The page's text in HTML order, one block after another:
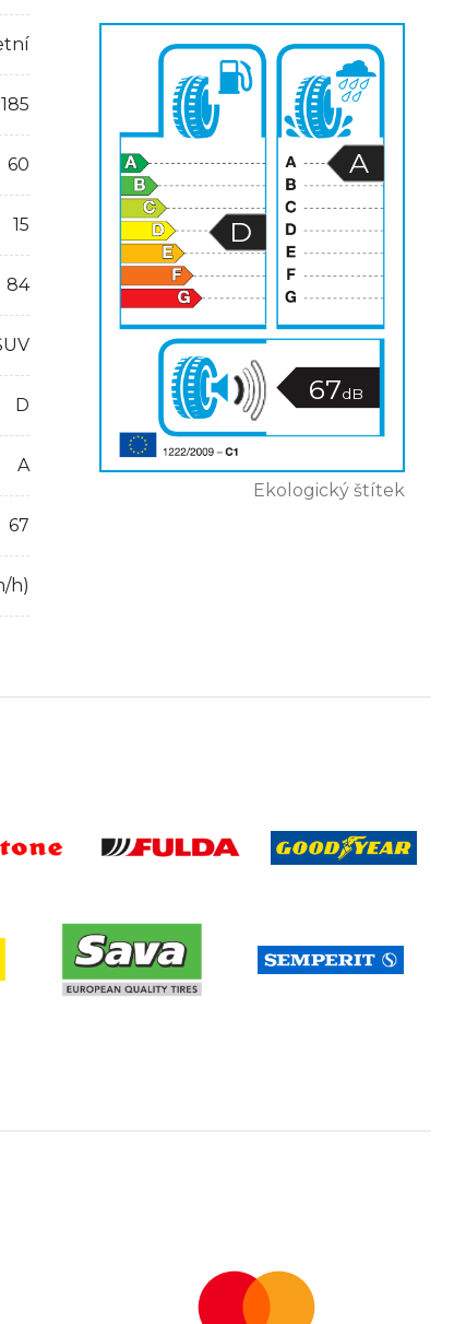
185
60
15
84
D
A
67
h)
D
A
67dB
Ekologický štítek